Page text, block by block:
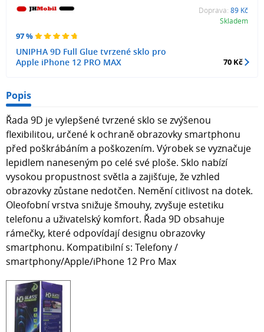
97 %
UNIPHA 9D Full Glue tvrzené sklo pro
Apple iPhone 12 PRO MAX
Doprava: 89 Kč
Skladem
70 Kč
Popis
Řada 9D je vylepšené tvrzené sklo se zvýšenou
flexibilitou, určené k ochraně obrazovky smartphonu
před poškrábáním a poškozením. Výrobek se vyznačuje
lepidlem naneseným po celé své ploše. Sklo nabízí
vysokou propustnost světla a zajišťuje, že vzhled
obrazovky zůstane nedotčen. Nemění citlivost na dotek.
Oleofobní vrstva snižuje šmouhy, zvyšuje estetiku
telefonu a uživatelský komfort. Řada 9D obsahuje
rámečky, které odpovídají designu obrazovky
smartphonu. Kompatibilní s: Telefony /
smartphony/Apple/iPhone 12 Pro Max